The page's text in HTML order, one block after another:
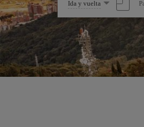
Seleccione
una
opción
Ida y vuelta